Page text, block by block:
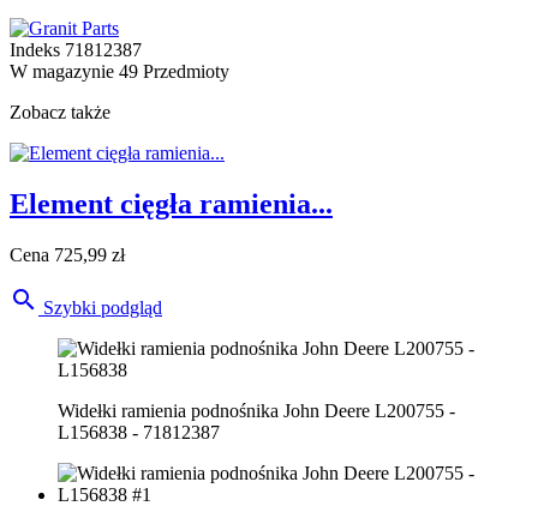
Indeks 71812387
W magazynie 49 Przedmioty
Zobacz także
Element cięgła ramienia...
Cena 725,99 zł
 Szybki podgląd
Widełki ramienia podnośnika John Deere L200755 -
L156838 - 71812387